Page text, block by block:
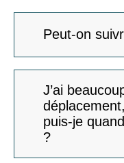
Peut-on
J’ai
puis-je
?